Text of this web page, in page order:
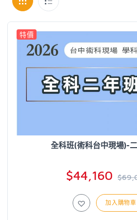
特價
全科班(術科台中現場)-
$44,160
加入購物車